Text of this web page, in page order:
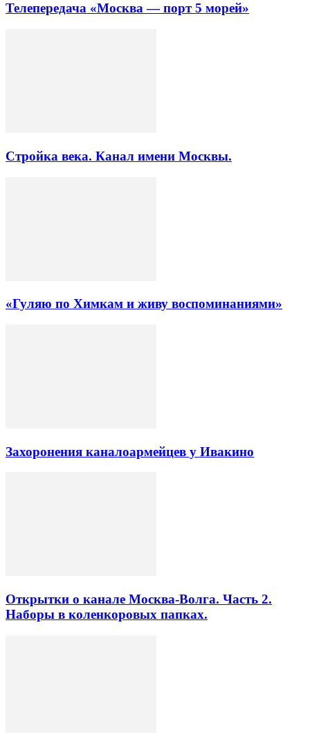
Телепередача «Москва — порт 5 морей»
Стройка века. Канал имени Москвы.
«Гуляю по Химкам и живу воспоминаниями»
Захоронения каналоармейцев у Ивакино
Открытки о канале Москва-Волга. Часть 2.
Наборы в коленкоровых папках.